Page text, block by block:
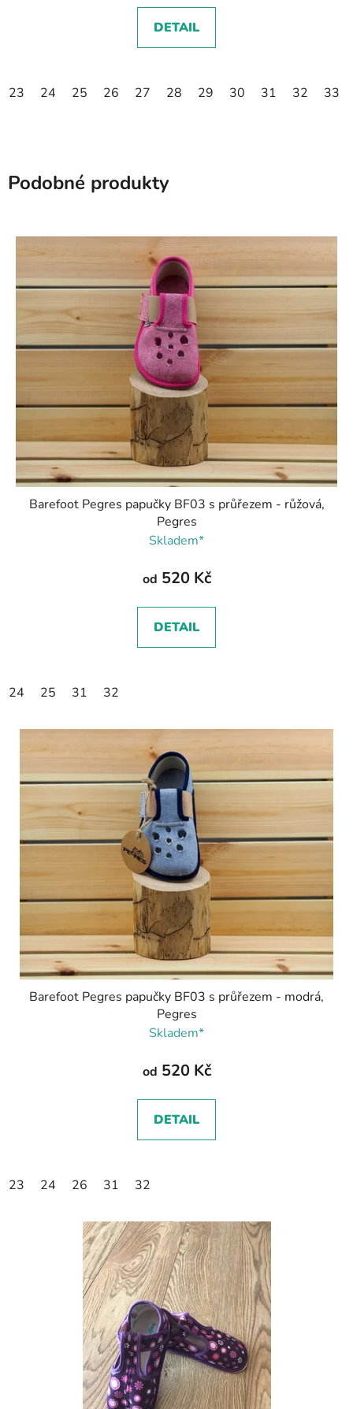
DETAIL
23 24 25 26 27 28 29 30 31 32 33
Podobné produkty
Barefoot Pegres papučky BF03 s průřezem - růžová,
Pegres
Skladem*
od 520 Kč
DETAIL
24 25 31 32
Barefoot Pegres papučky BF03 s průřezem - modrá,
Pegres
Skladem*
od 520 Kč
DETAIL
23 24 26 31 32